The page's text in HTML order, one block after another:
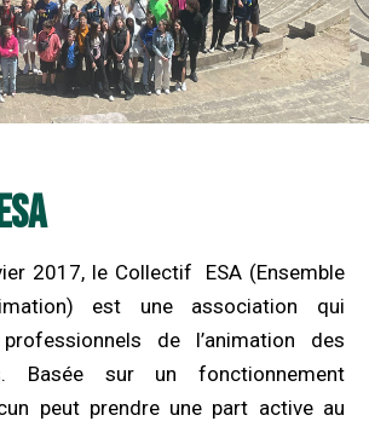
2017, le Collectif ESA (Ensemble
est une association qui
de l’animation des
Basée sur un fonctionnement
peut prendre une part active au